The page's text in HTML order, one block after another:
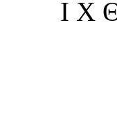
Ι Χ